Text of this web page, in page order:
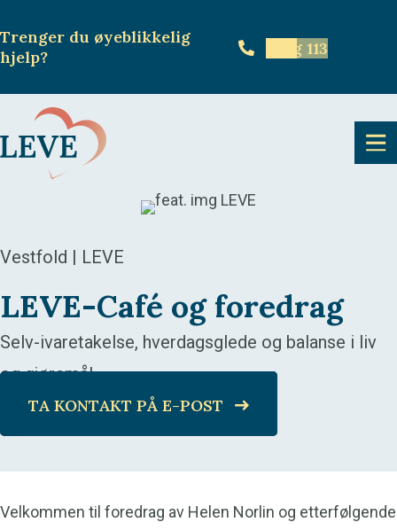
Trenger du øyeblikkelig
hjelp? Ring 113
Vestfold | LEVE
LEVE-Café og foredrag
Selv-ivaretakelse, hverdagsglede og balanse i liv
og gjøremål
TA KONTAKT PÅ E-POST
Velkommen til foredrag av Helen Norlin og etterfølgende